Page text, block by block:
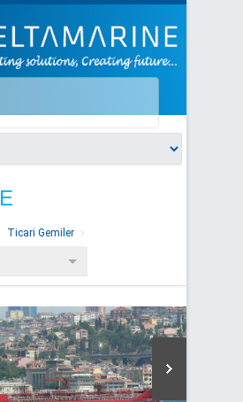
Ticari Gemiler